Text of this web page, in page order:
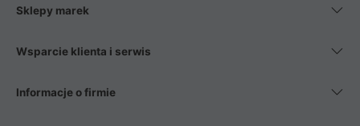
Sklepy marek
Wsparcie klienta i serwis
Informacje o firmie